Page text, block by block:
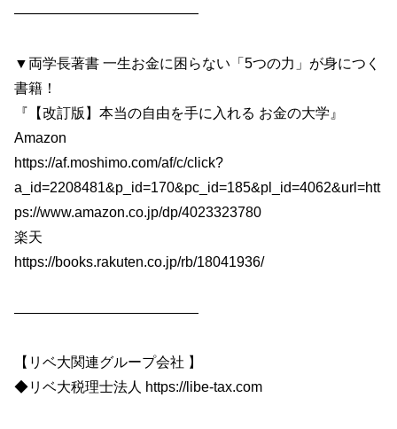
—————————————
▼両学長著書 一生お金に困らない「5つの力」が身につく
書籍！
『【改訂版】本当の自由を手に入れる お金の大学』
Amazon
https://af.moshimo.com/af/c/click?
a_id=2208481&p_id=170&pc_id=185&pl_id=4062&url=htt
ps://www.amazon.co.jp/dp/4023323780
楽天
https://books.rakuten.co.jp/rb/18041936/
—————————————
【リベ大関連グループ会社 】
◆リベ大税理士法人 https://libe-tax.com